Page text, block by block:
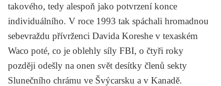
takového, tedy alespoň jako potvrzení konce
individuálního. V roce 1993 tak spáchali hromadnou
sebevraždu přívrženci Davida Koreshe v texaském
Waco poté, co je oblehly síly FBI, o čtyři roky
později odešly na onen svět desítky členů sekty
Slunečního chrámu ve Švýcarsku a v Kanadě.